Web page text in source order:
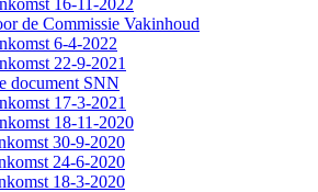
16-11-2022
de Commissie Vakinhoud
6-4-2022
22-9-2021
document SNN
17-3-2021
18-11-2020
30-9-2020
24-6-2020
18-3-2020